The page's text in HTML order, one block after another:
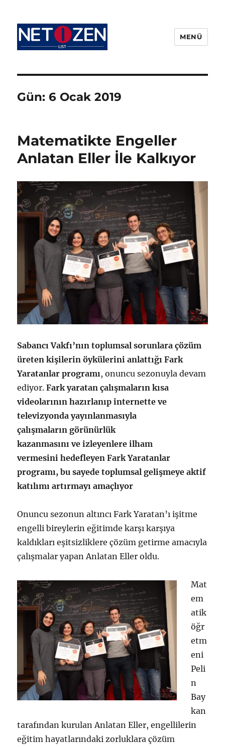
MENÜ
Gün: 6 Ocak 2019
Matematikte Engeller
Anlatan Eller İle Kalkıyor
Sabancı Vakfı’nın toplumsal sorunlara çözüm
üreten kişilerin öykülerini anlattığı Fark
Yaratanlar programı , onuncu sezonuyla devam
ediyor.Fark yaratan çalışmaların kısa
videolarının hazırlanıp internette ve
televizyonda yayınlanmasıyla
çalışmaların görünürlük
kazanmasını ve izleyenlere ilham
vermesini hedefleyen Fark Yaratanlar
programı, bu sayede toplumsal gelişmeye aktif
katılımı artırmayı amaçlıyor
Onuncu sezonun altıncı Fark Yaratan’ı işitme
engelli bireylerin eğitimde karşı karşıya
kaldıkları eşitsizliklere çözüm getirme amacıyla
çalışmalar yapan Anlatan Eller oldu.
Mat
em
atik
öğr
etm
eni
Peli
n
Bay
kan
tarafından kurulan Anlatan Eller, engellilerin
eğitim hayatlarındaki zorluklara çözüm